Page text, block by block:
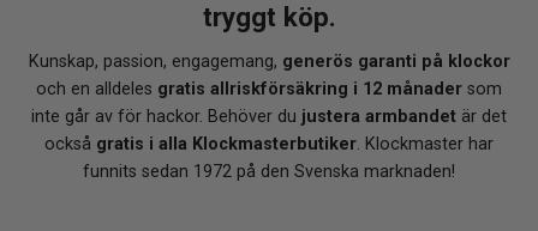
139 gram
VARFÖR KLOCKMASTER?
När du köper din Seiko Presage hos Klockmaster
handlar du från en
auktoriserad återförsäljare
garanterar att du får en äkta produkt med full
tryggt köp.
Kunskap, passion, engagemang, generös garanti på klockor
och en alldeles gratis allriskförsäkring i 12 månader som
inte går av för hackor. Behöver du justera armbandet är det
också gratis i alla Klockmasterbutiker. Klockmaster har
funnits sedan 1972 på den Svenska marknaden!